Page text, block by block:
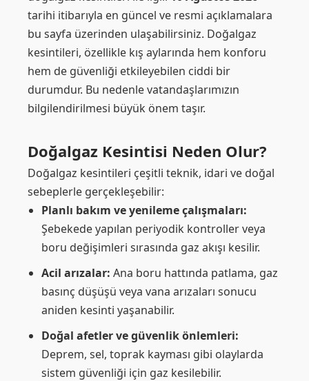
tarihi itibarıyla en güncel ve resmi açıklamalara
bu sayfa üzerinden ulaşabilirsiniz. Doğalgaz
kesintileri, özellikle kış aylarında hem konforu
hem de güvenliği etkileyebilen ciddi bir
durumdur. Bu nedenle vatandaşlarımızın
bilgilendirilmesi büyük önem taşır.
Doğalgaz Kesintisi Neden Olur?
Doğalgaz kesintileri çeşitli teknik, idari ve doğal
sebeplerle gerçekleşebilir:
Planlı bakım ve yenileme çalışmaları:
Şebekede yapılan periyodik kontroller veya
boru değişimleri sırasında gaz akışı kesilir.
Acil arızalar: Ana boru hattında patlama, gaz
basınç düşüşü veya vana arızaları sonucu
aniden kesinti yaşanabilir.
Doğal afetler ve güvenlik önlemleri:
Deprem, sel, toprak kayması gibi olaylarda
sistem güvenliği için gaz kesilebilir.